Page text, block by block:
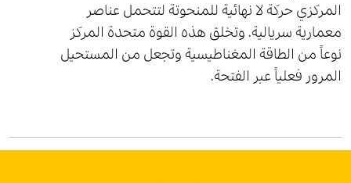
المركزي حركة لا نهائية للمنحوتة لتتحمل عناصر
معمارية سريالية. وتخلق هذه القوة متحدة المركز
نوعاً من الطاقة المغناطيسية وتجعل من المستحيل
المرور فعلياً عبر الفتحة.